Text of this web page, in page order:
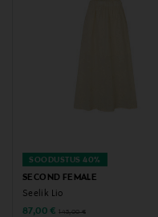
allsaints, seelik,
SOODUSTUS 40%
SECOND FEMALE
Seelik Lio
Discounted Price
87,00 € Original Price
145,00 €